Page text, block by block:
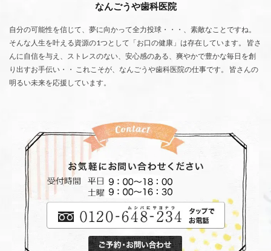
なんごうや歯科医院
自分の可能性を信じて、夢に向かって全力投球・・・、素敵なことですね。
そんな人生を叶える資源の1つとして「お口の健康」は存在しています。 皆さ
んに自信を与え、ストレスのない、安心感のある、爽やかで豊かな毎日を創
り出すお手伝い・・ これこそが、なんごうや歯科医院の仕事です。 皆さんの
明るい未来を応援しています。